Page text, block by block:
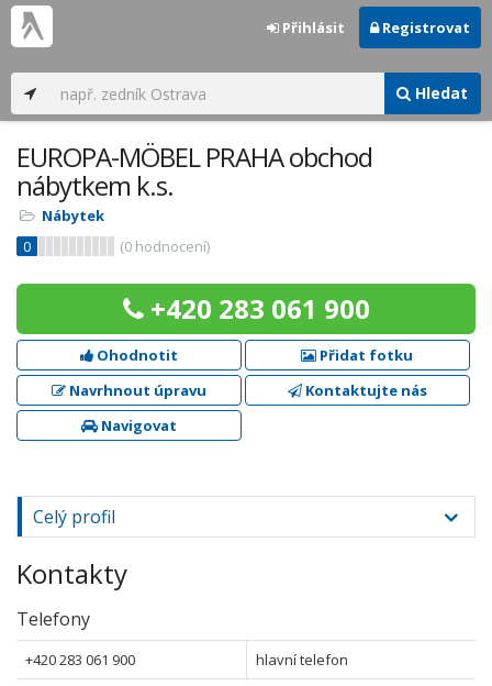
Hledat
Přihlásit Registrovat
EUROPA-MÖBEL PRAHA obchod
nábytkem k.s.
Nábytek
0
(0 hodnocení)
+420 283 061 900
Ohodnotit
Přidat fotku
Navrhnout úpravu
Kontaktujte nás
Navigovat
Celý profil
Kontakty
Telefony
+420 283 061 900 hlavní telefon